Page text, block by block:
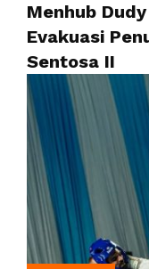
Menhub
Evakuasi
Sentosa II